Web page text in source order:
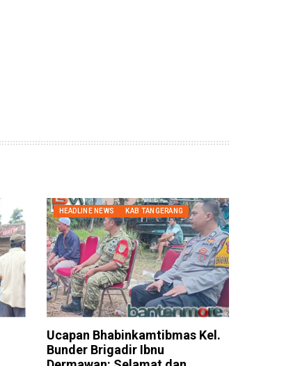
HEADLINE NEWS KAB TANGERANG
Ucapan Bhabinkamtibmas Kel.
Bunder Brigadir Ibnu